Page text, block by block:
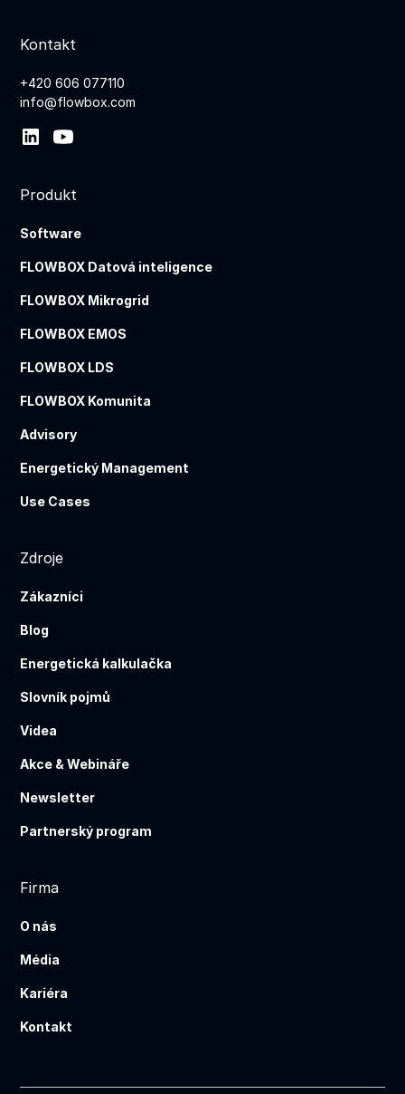
Kontakt
+420 606 077110
info@flowbox.com
Produkt
Software
FLOWBOX Datová inteligence
FLOWBOX Mikrogrid
FLOWBOX EMOS
FLOWBOX LDS
FLOWBOX Komunita
Advisory
Energetický Management
Use Cases
Zdroje
Zákazníci
Blog
Energetická kalkulačka
Slovník pojmů
Videa
Akce & Webináře
Newsletter
Partnerský program
Firma
O nás
Média
Kariéra
Kontakt